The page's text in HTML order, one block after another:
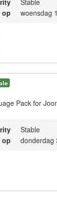
op
woensdag
Pack for
Stable
op
donderdag